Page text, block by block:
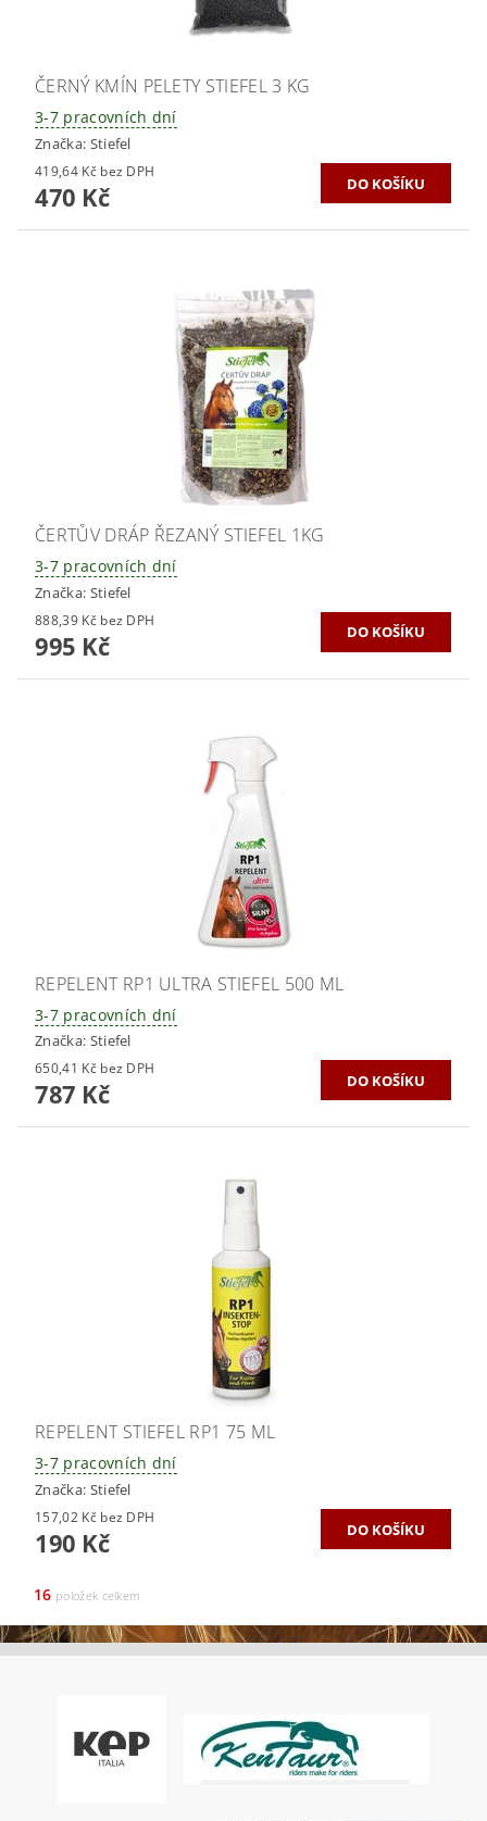
ČERNÝ KMÍN PELETY STIEFEL 3 KG
3-7 pracovních dní
Značka: Stiefel
419,64 Kč bez DPH
470 Kč
ČERTŮV DRÁP ŘEZANÝ STIEFEL 1KG
3-7 pracovních dní
Značka: Stiefel
888,39 Kč bez DPH
995 Kč
REPELENT RP1 ULTRA STIEFEL 500 ML
3-7 pracovních dní
Značka: Stiefel
650,41 Kč bez DPH
787 Kč
REPELENT STIEFEL RP1 75 ML
3-7 pracovních dní
Značka: Stiefel
157,02 Kč bez DPH
190 Kč
16 položek celkem